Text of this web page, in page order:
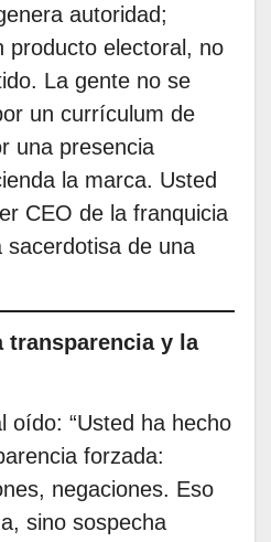
autoridad;
producto electoral, no
La gente no se
un currículum de
una presencia
la marca. Usted
CEO de la franquicia
sacerdotisa de una
transparencia y la
oído: “Usted ha hecho
forzada:
negaciones. Eso
sino sospecha